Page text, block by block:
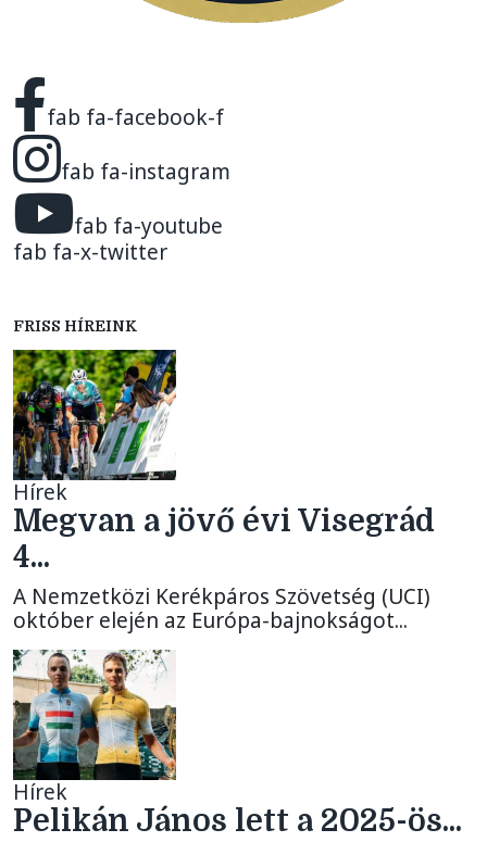
fab fa-facebook-f
fab fa-instagram
fab fa-youtube
fab fa-x-twitter
FRISS HÍREINK
Hírek
Megvan a jövő évi Visegrád
4...
A Nemzetközi Kerékpáros Szövetség (UCI)
október elején az Európa-bajnokságot...
Hírek
Pelikán János lett a 2025-ös...